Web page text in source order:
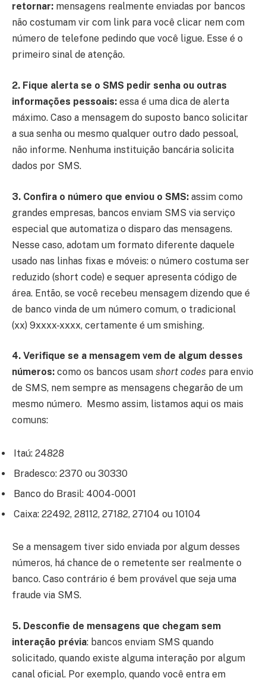
retornar: mensagens realmente enviadas por bancos
não costumam vir com link para você clicar nem com
número de telefone pedindo que você ligue. Esse é o
primeiro sinal de atenção.
2. Fique alerta se o SMS pedir senha ou outras
informações pessoais: essa é uma dica de alerta
máximo. Caso a mensagem do suposto banco solicitar
a sua senha ou mesmo qualquer outro dado pessoal,
não informe. Nenhuma instituição bancária solicita
dados por SMS.
3. Confira o número que enviou o SMS: assim como
grandes empresas, bancos enviam SMS via serviço
especial que automatiza o disparo das mensagens.
Nesse caso, adotam um formato diferente daquele
usado nas linhas fixas e móveis: o número costuma ser
reduzido (short code) e sequer apresenta código de
área. Então, se você recebeu mensagem dizendo que é
de banco vinda de um número comum, o tradicional
(xx) 9xxxx-xxxx, certamente é um smishing.
4. Verifique se a mensagem vem de algum desses
números: como os bancos usam short codes para envio
de SMS, nem sempre as mensagens chegarão de um
mesmo número. Mesmo assim, listamos aqui os mais
comuns:
Itaú: 24828
Bradesco: 2370 ou 30330
Banco do Brasil: 4004-0001
Caixa: 22492, 28112, 27182, 27104 ou 10104
Se a mensagem tiver sido enviada por algum desses
números, há chance de o remetente ser realmente o
banco. Caso contrário é bem provável que seja uma
fraude via SMS.
5. Desconfie de mensagens que chegam sem
interação prévia: bancos enviam SMS quando
solicitado, quando existe alguma interação por algum
canal oficial. Por exemplo, quando você entra em